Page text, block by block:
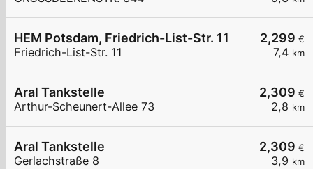
2,299 €
7,4 km
HEM Potsdam, Friedrich-List-Str. 11
Friedrich-List-Str. 11
2,309 €
2,8 km
Aral Tankstelle
Arthur-Scheunert-Allee 73
2,309 €
3,9 km
Aral Tankstelle
Gerlachstraße 8